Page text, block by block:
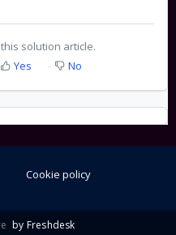
solution article.
Yes No
Cookie policy
by Freshdesk